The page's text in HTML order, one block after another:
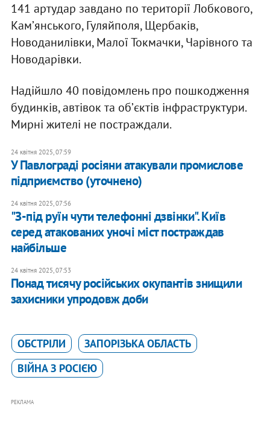
141 артудар завдано по території Лобкового,
Камʼянського, Гуляйполя, Щербаків,
Новоданилівки, Малої Токмачки, Чарівного та
Новодарівки.
Надійшло 40 повідомлень про пошкодження
будинків, автівок та обʼєктів інфраструктури.
Мирні жителі не постраждали.
24 квітня 2025, 07:59
У Павлограді росіяни атакували промислове
підприємство (уточнено)
24 квітня 2025, 07:56
"З-під руїн чути телефонні дзвінки". Київ
серед атакованих уночі міст постраждав
найбільше
24 квітня 2025, 07:53
​Понад тисячу російських окупантів знищили
захисники упродовж доби
ОБСТРІЛИ
ЗАПОРІЗЬКА ОБЛАСТЬ
ВІЙНА З РОСІЄЮ
РЕКЛАМА